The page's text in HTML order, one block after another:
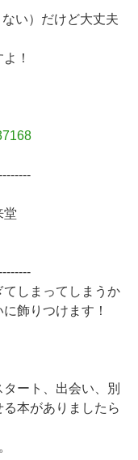
い）だけど大丈夫
！
堂
しまってしまうか
飾りつけます！
ート、出会い、別
本がありましたら